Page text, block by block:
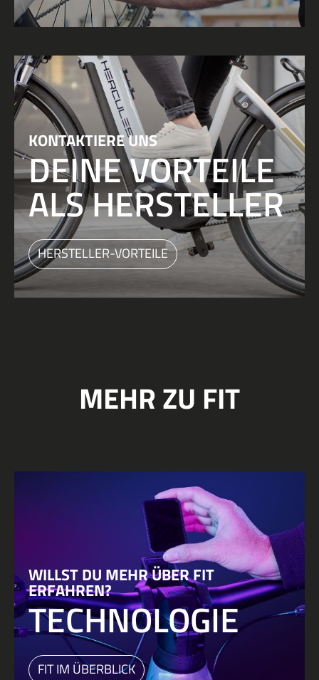
KONTAKTIERE UNS
DEINE VORTEILE
ALS HERSTELLER
HERSTELLER-VORTEILE
MEHR ZU FIT
WILLST DU MEHR ÜBER FIT
ERFAHREN?
TECHNOLOGIE
FIT IM ÜBERBLICK